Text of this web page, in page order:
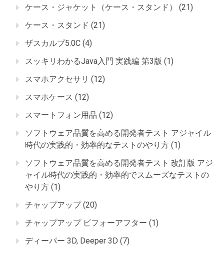
ケース・ジャケット（ケース・スタンド）
(21)
ケース・スタンド (21)
ザスカルプ5.0C (4)
スッキリわかるJava入門 実践編 第3版 (1)
スマホアクセサリ (12)
スマホケース (12)
スマートフォン用品 (12)
ソフトウェア品質を高める開発者テスト アジャイル
時代の実践的・効率的なテストのやり方 (1)
ソフトウェア品質を高める開発者テスト 改訂版 アジ
ャイル時代の実践的・効率的でスムーズなテストの
やり方 (1)
チャップアップ(20)
チャップアップ ビフォーアフター (1)
ディーパー 3D, Deeper 3D (7)